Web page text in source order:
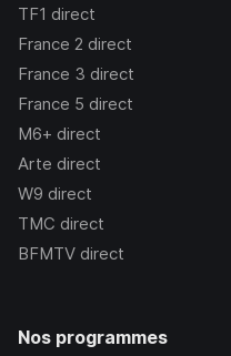
TF1 direct
France 2 direct
France 3 direct
France 5 direct
M6+ direct
Arte direct
W9 direct
TMC direct
BFMTV direct
Nos programmes